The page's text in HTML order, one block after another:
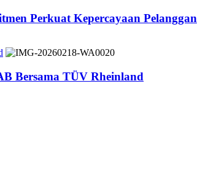
Perkuat Kepercayaan Pelanggan
Bersama TÜV Rheinland